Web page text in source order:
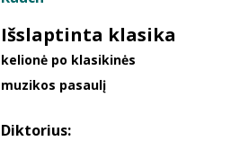
Išslaptinta klasika
kelionė po klasikinės
muzikos pasaulį
Diktorius: